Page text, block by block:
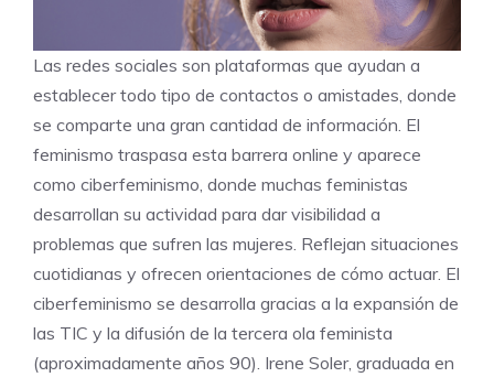
Las redes sociales son plataformas que ayudan a
establecer todo tipo de contactos o amistades, donde
se comparte una gran cantidad de información. El
feminismo traspasa esta barrera online y aparece
como ciberfeminismo, donde muchas feministas
desarrollan su actividad para dar visibilidad a
problemas que sufren las mujeres. Reflejan situaciones
cuotidianas y ofrecen orientaciones de cómo actuar. El
ciberfeminismo se desarrolla gracias a la expansión de
las TIC y la difusión de la tercera ola feminista
(aproximadamente años 90). Irene Soler, graduada en